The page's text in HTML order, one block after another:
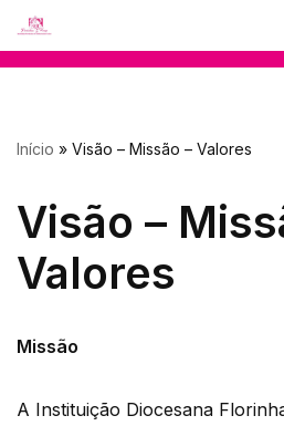
conteúdo
Início » Visão – Missão – Valores
Visão –
Valores
Missão
A Instituição Diocesana